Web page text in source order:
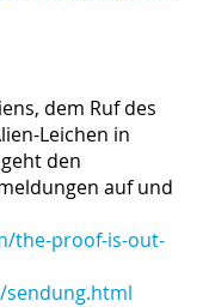
dem Ruf des
Leichen in
den
auf und
the-proof-is-out-